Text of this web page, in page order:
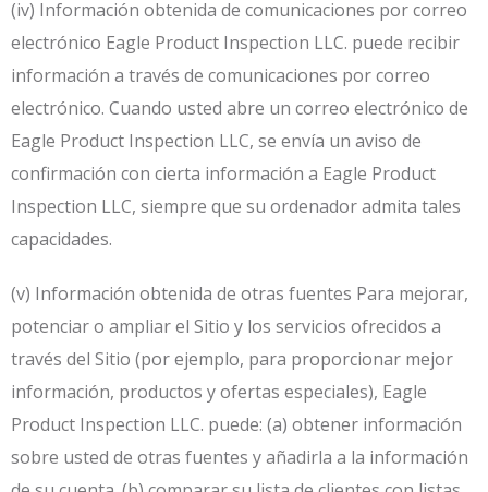
(iv) Información obtenida de comunicaciones por correo
electrónico Eagle Product Inspection LLC. puede recibir
información a través de comunicaciones por correo
electrónico. Cuando usted abre un correo electrónico de
Eagle Product Inspection LLC, se envía un aviso de
confirmación con cierta información a Eagle Product
Inspection LLC, siempre que su ordenador admita tales
capacidades.
(v) Información obtenida de otras fuentes Para mejorar,
potenciar o ampliar el Sitio y los servicios ofrecidos a
través del Sitio (por ejemplo, para proporcionar mejor
información, productos y ofertas especiales), Eagle
Product Inspection LLC. puede: (a) obtener información
sobre usted de otras fuentes y añadirla a la información